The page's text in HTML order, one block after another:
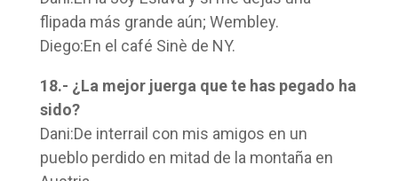
flipada más grande aún; Wembley.
Diego:En el café Sinè de NY.
18.- ¿La mejor juerga que te has pegado ha
sido?
Dani:De interrail con mis amigos en un
pueblo perdido en mitad de la montaña en